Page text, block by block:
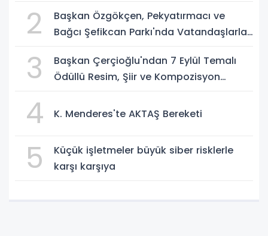
2
Başkan Özgökçen, Pekyatırmacı ve
Bağcı Şefikcan Parkı'nda Vatandaşlarla
3
Başkan Çerçioğlu'ndan 7 Eylül Temalı
Ödüllü Resim, Şiir ve Kompozisyon
4 K. Menderes'te AKTAŞ Bereketi
5
Küçük işletmeler büyük siber risklerle
karşı karşıya